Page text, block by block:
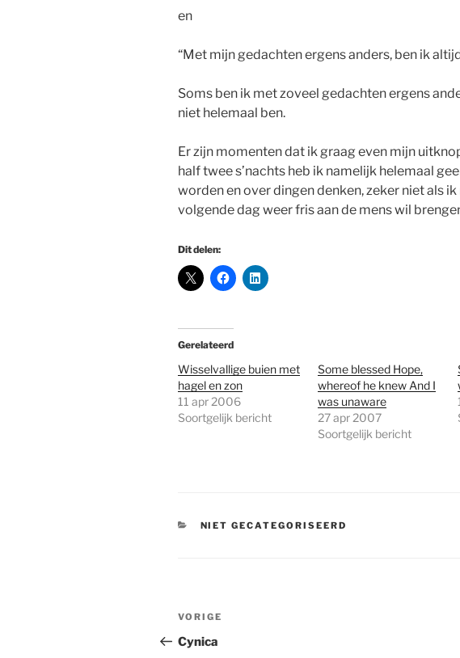
en
“Met mijn gedachten ergens anders, ben ik
Soms ben ik met zoveel gedachten ergens
niet helemaal ben.
Er zijn momenten dat ik graag even mijn
half twee s’nachts heb ik namelijk helemaal
worden en over dingen denken, zeker niet als
volgende dag weer fris aan de mens wil
Dit delen:
Gerelateerd
Wisselvallige buien met
hagel en zon
11 apr 2006
Soortgelijk bericht
Some blessed Hope,
whereof he knew And I
was unaware
27 apr 2007
Soortgelijk bericht
CATEGORIEËN
NIET GECATEGORISEERD
Bericht
navigatie
Vorig
bericht
VORIGE
Cynica